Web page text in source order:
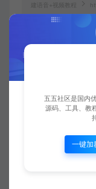
建语音+视频教程
五五
五五社区是国内
源码、工具、教
一键加